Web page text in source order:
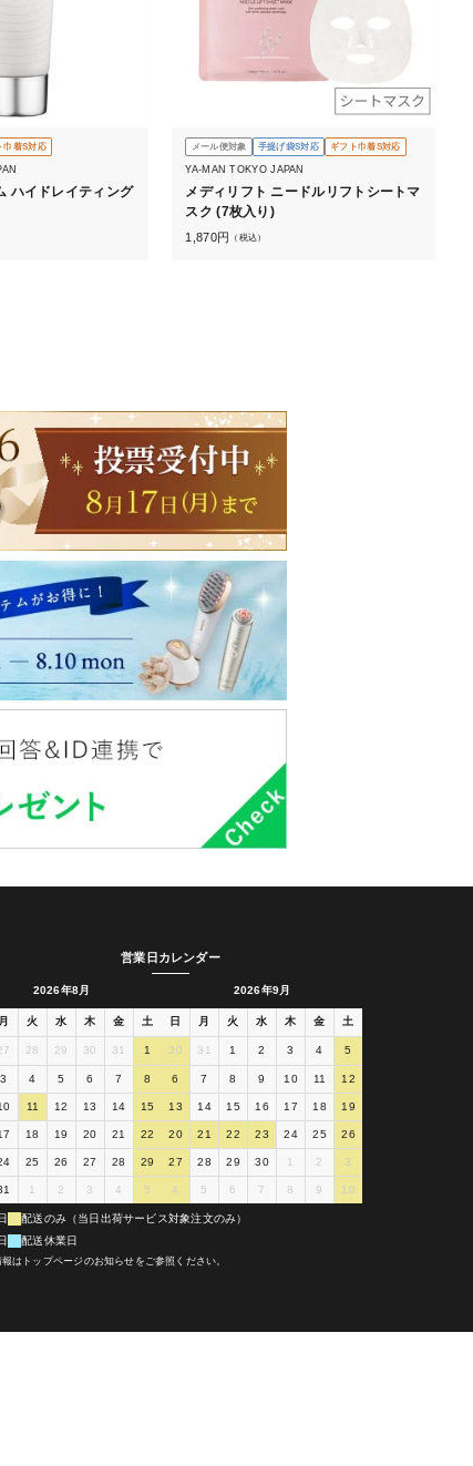
巾着S対応
ハイドレイティング
メール便対象 手提げ袋S対応 ギフト巾着S対応
YA-MAN TOKYO JAPAN
メディリフト ニードルリフトシートマ
スク (7枚入り)
1,870円 （税込）
営業日カレンダー
2026年8月
月 火 水 木 金 土
28 29 30 31 1
3 4 5 6 7 8
11 12 13 14 15
18 19 20 21 22
25 26 27 28 29
1 2 3 4 5
2026年9月
日 月 火 水 木 金 土
30 31 1 2 3 4 5
6 7 8 9 10 11 12
13 14 15 16 17 18 19
20 21 22 23 24 25 26
27 28 29 30 1 2 3
4 5 6 7 8 9 10
配送のみ（当日出荷サービス対象注文のみ）
配送休業日
はトップページのお知らせをご参照ください。